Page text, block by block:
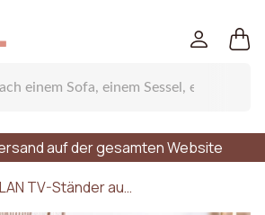
auf der gesamten Website
TV-Ständer au…